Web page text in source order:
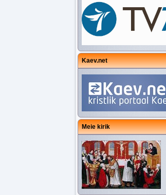
Kaev.net
Meie kirik